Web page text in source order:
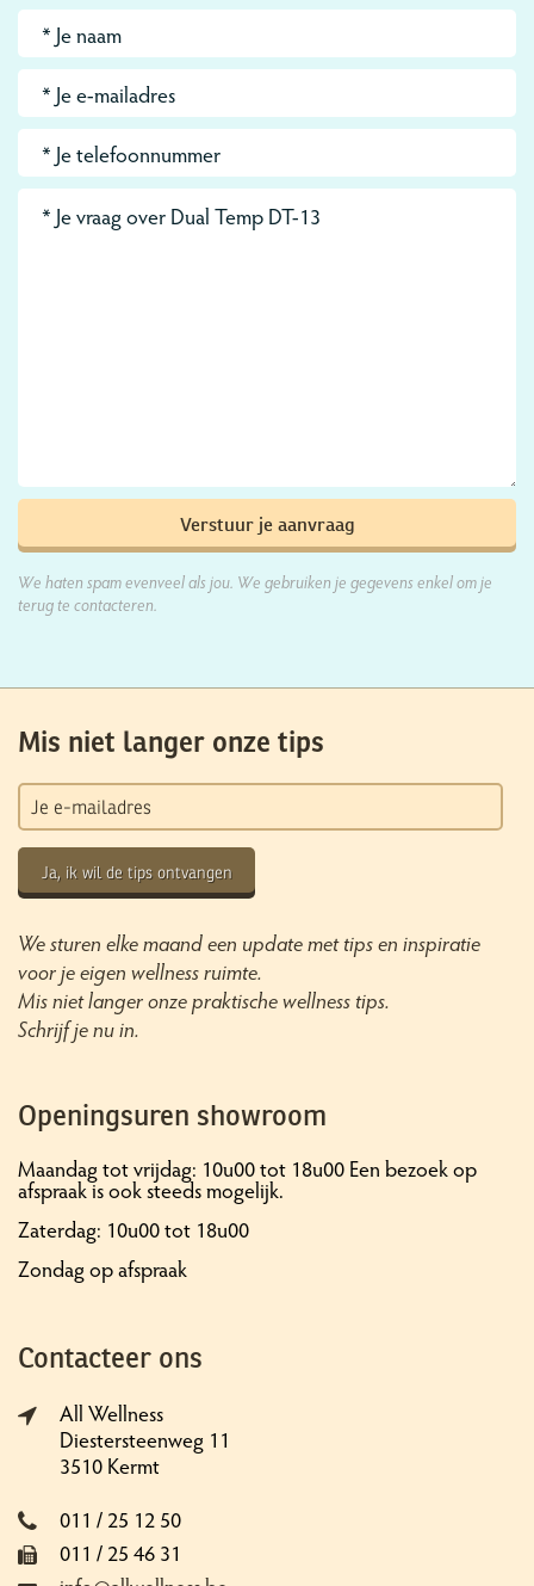
We haten spam evenveel als jou. We gebruiken je gegevens enkel om je
terug te contacteren.
Mis niet langer onze tips
Ja, ik wil de tips ontvangen
We sturen elke maand een update met tips en inspiratie
voor je eigen wellness ruimte.
Mis niet langer onze praktische wellness tips.
Schrijf je nu in.
Openingsuren showroom
Maandag tot vrijdag: 10u00 tot 18u00 Een bezoek op
afspraak is ook steeds mogelijk.
Zaterdag: 10u00 tot 18u00
Zondag op afspraak
Contacteer ons
All Wellness
Diestersteenweg 11
3510 Kermt
011 / 25 12 50
011 / 25 46 31